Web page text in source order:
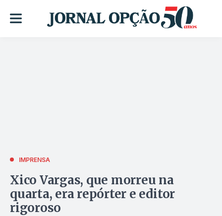
IMPRENSA
Xico Vargas, que morreu na
quarta, era repórter e editor
rigoroso